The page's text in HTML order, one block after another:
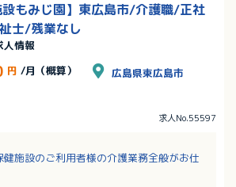
設もみじ園】東広島市/介護職/正社
士/残業なし
人情報
円 /月（概算） 広島県東広島市
求人No.55597
健施設のご利用者様の介護業務全般がお仕